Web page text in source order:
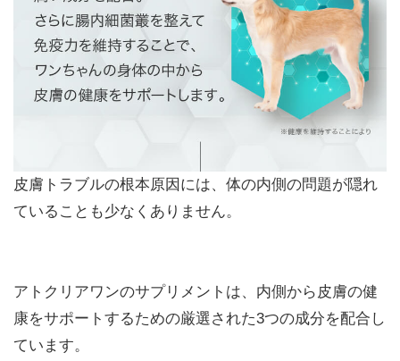
皮膚トラブルの根本原因には、体の内側の問題が隠れ
ていることも少なくありません。
アトクリアワンのサプリメントは、内側から皮膚の健
康をサポートするための厳選された3つの成分を配合し
ています。